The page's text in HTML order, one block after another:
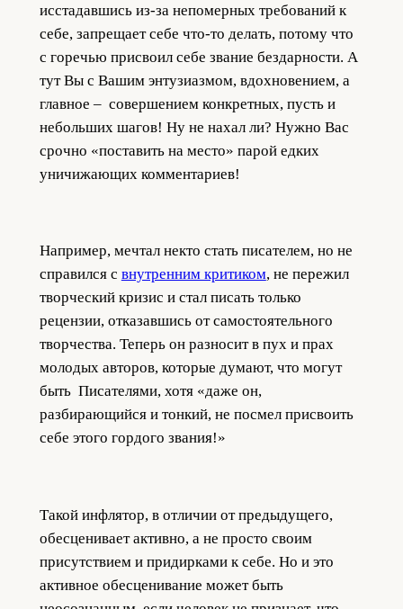
исстадавшись из-за непомерных требований к
себе, запрещает себе что-то делать, потому что
с горечью присвоил себе звание бездарности. А
тут Вы с Вашим энтузиазмом, вдохновением, а
главное – совершением конкретных, пусть и
небольших шагов! Ну не нахал ли? Нужно Вас
срочно «поставить на место» парой едких
уничижающих комментариев!
Например, мечтал некто стать писателем, но не
справился с внутренним критиком, не пережил
творческий кризис и стал писать только
рецензии, отказавшись от самостоятельного
творчества. Теперь он разносит в пух и прах
молодых авторов, которые думают, что могут
быть Писателями, хотя «даже он,
разбирающийся и тонкий, не посмел присвоить
себе этого гордого звания!»
Такой инфлятор, в отличии от предыдущего,
обесценивает активно, а не просто своим
присутствием и придирками к себе. Но и это
активное обесценивание может быть